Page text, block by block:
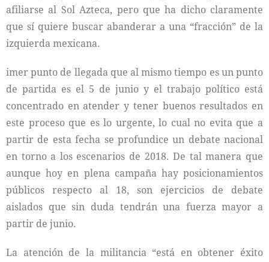
afiliarse al Sol Azteca, pero que ha dicho claramente
que sí quiere buscar abanderar a una “fracción” de la
izquierda mexicana.
imer punto de llegada que al mismo tiempo es un punto
de partida es el 5 de junio y el trabajo político está
concentrado en atender y tener buenos resultados en
este proceso que es lo urgente, lo cual no evita que a
partir de esta fecha se profundice un debate nacional
en torno a los escenarios de 2018. De tal manera que
aunque hoy en plena campaña hay posicionamientos
públicos respecto al 18, son ejercicios de debate
aislados que sin duda tendrán una fuerza mayor a
partir de junio.
La atención de la militancia “está en obtener éxito